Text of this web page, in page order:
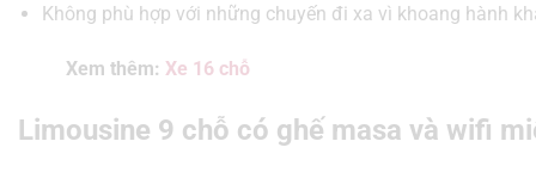
Không phù hợp với những chuyến đi xa vì khoang hành
Xem thêm: Xe 16 chỗ
Limousine 9 chỗ có ghế masa và wifi